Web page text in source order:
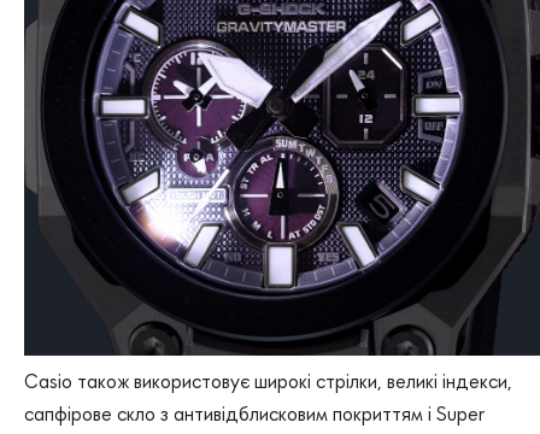
Casio також використовує широкі стрілки, великі індекси,
сапфірове скло з антивідблисковим покриттям і Super